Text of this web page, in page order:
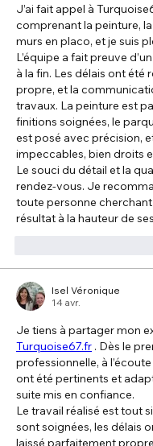
J’ai fait appel à
comprenant la peinture,
murs en placo, et je suis
L’équipe a fait preuve
à la fin. Les délais ont été
propre, et la
travaux. La peinture est
finitions soignées, le
est posé avec précision,
impeccables, bien droits
Le souci du détail et la
rendez-vous. Je
toute personne
résultat à la hauteur de
Isel Véronique
14 avr.
Je tiens à partager mon
Turquoise67.fr . Dès le
professionnelle, à
ont été pertinents et
suite mis en confiance.
Le travail réalisé est tout
sont soignées, les délais
laissé parfaitement